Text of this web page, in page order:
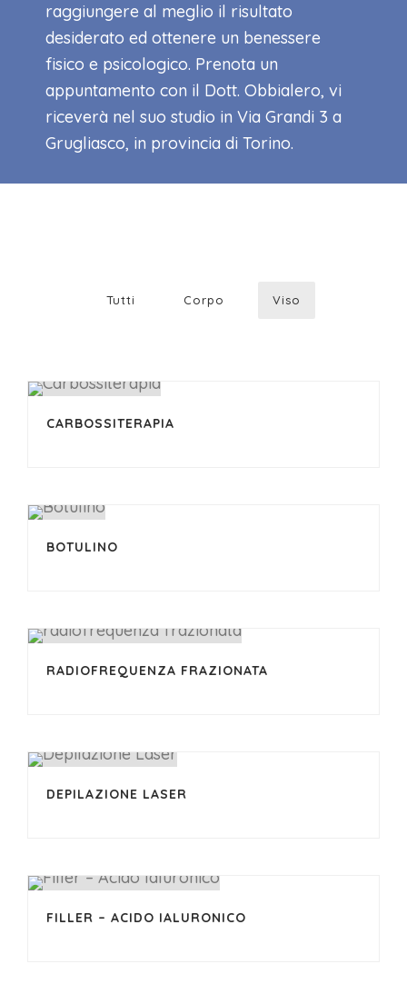
raggiungere al meglio il risultato
desiderato ed ottenere un benessere
fisico e psicologico. Prenota un
appuntamento con il Dott. Obbialero, vi
riceverà nel suo studio in Via Grandi 3 a
Grugliasco, in provincia di Torino.
Tutti Corpo Viso
CARBOSSITERAPIA
BOTULINO
RADIOFREQUENZA FRAZIONATA
DEPILAZIONE LASER
FILLER – ACIDO IALURONICO